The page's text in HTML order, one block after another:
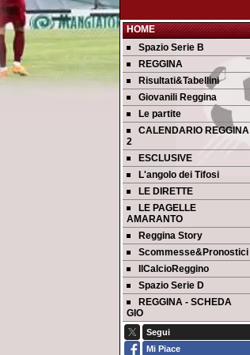
HOME
Spazio Serie B
REGGINA
Risultati&Tabellini
Giovanili Reggina
Le partite
CALENDARIO REGGINA
2
ESCLUSIVE
L'angolo dei Tifosi
LE DIRETTE
LE PAGELLE
AMARANTO
Reggina Story
Scommesse&Pronostici
IlCalcioReggino
Spazio Serie D
REGGINA - SCHEDA
GIO
Segui
Mi Piace